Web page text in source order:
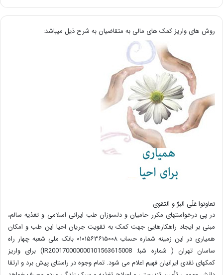
روش های واریز کمک های مالی به متقاضیان به شرح ذیل میباشد:
تعاونوا عَلَی البِرِّ و التقوی
در پی درخواستهای مکرر حامیان و دلسوزان طب ایرانی اسلامی و تغذیه سالم،
مبنی بر ایجاد راهکارهایی جهت کمک به تقویت جریان احیا این طب و امکان
همیاری در این زمینه شماره حساب ۰۱۰۱۵۶۳۶۱۵۰۰۸ بانک ملی شعبه چهار راه
ساسان تهران ( شماره شبا: IR200170000000101563615008) برای واریز
کمکهای نقدی ایرانیان فهیم اعلام می شود. تمام وجوه در راستای پیش برد و ارتقا